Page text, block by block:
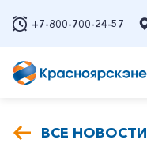
+7-800-700-24-57
ВСЕ НОВОСТИ